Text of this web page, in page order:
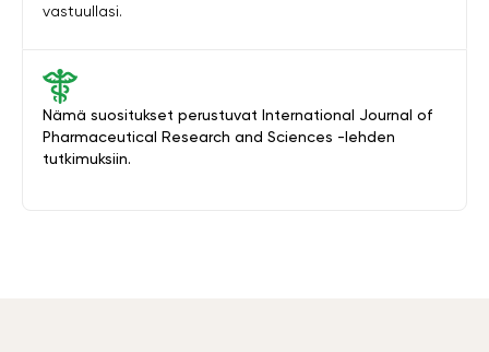
Nämä suositukset perustuvat International Journal of
Pharmaceutical Research and Sciences -lehden
tutkimuksiin.
vastuullasi.